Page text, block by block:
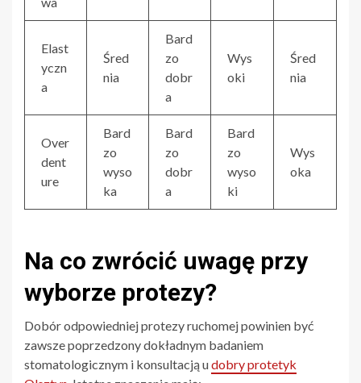
Elast
yczn
a
Śred
nia
Bard
zo
dobr
a
Wys
oki
Śred
nia
Over
dent
ure
Bard
zo
wyso
ka
Bard
zo
dobr
a
Bard
zo
wyso
ki
Wys
oka
Na co zwrócić uwagę przy
wyborze protezy?
Dobór odpowiedniej protezy ruchomej powinien być
zawsze poprzedzony dokładnym badaniem
stomatologicznym i konsultacją udobry protetyk